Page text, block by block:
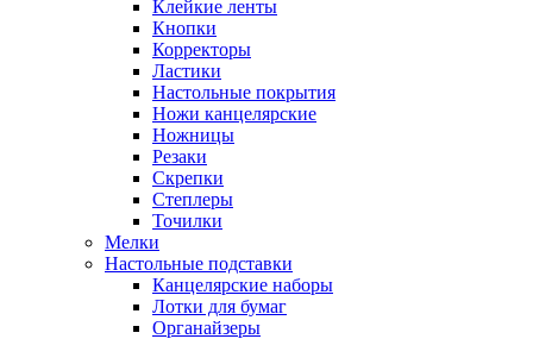
Клейкие ленты
Кнопки
Корректоры
Ластики
Настольные покрытия
Ножи канцелярские
Ножницы
Резаки
Скрепки
Степлеры
Точилки
Мелки
Настольные подставки
Канцелярские наборы
Лотки для бумаг
Органайзеры